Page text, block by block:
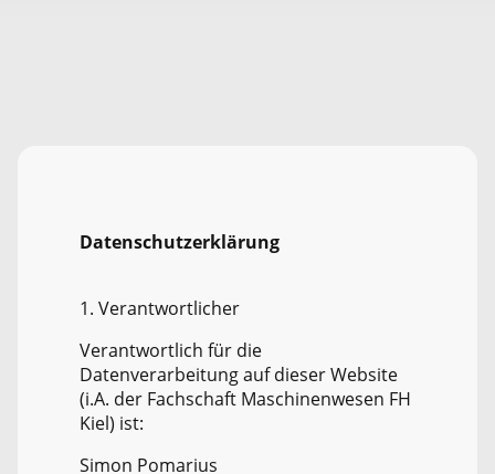
Datenschutzerklärung
1. Verantwortlicher
Verantwortlich für die
Datenverarbeitung auf dieser Website
(i.A. der Fachschaft Maschinenwesen FH
Kiel) ist:
Simon Pomarius